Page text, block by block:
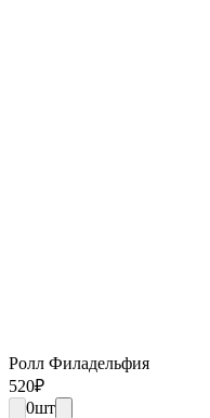
Ролл Филадельфия
520₽
0шт